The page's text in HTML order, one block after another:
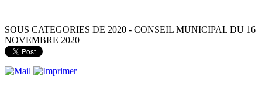
SOUS CATEGORIES DE 2020 - CONSEIL MUNICIPAL DU 16
NOVEMBRE 2020